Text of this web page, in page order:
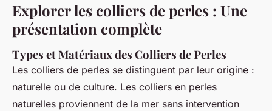
Explorer les colliers de perles : Une
présentation complète
Types et Matériaux des Colliers de Perles
Les colliers de perles se distinguent par leur origine :
naturelle ou de culture. Les colliers en perles
naturelles proviennent de la mer sans intervention